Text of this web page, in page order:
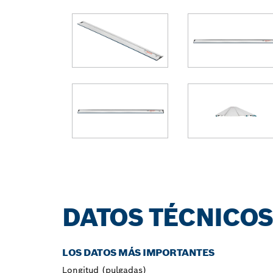
DATOS TÉCNICOS
LOS DATOS MÁS IMPORTANTES
Longitud (pulgadas)